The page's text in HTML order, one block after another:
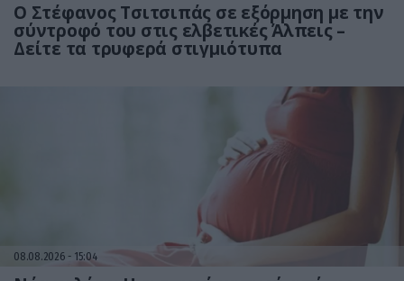
Ο Στέφανος Τσιτσιπάς σε εξόρμηση με την
σύντροφό του στις ελβετικές Άλπεις –
Δείτε τα τρυφερά στιγμιότυπα
08.08.2026 15:04